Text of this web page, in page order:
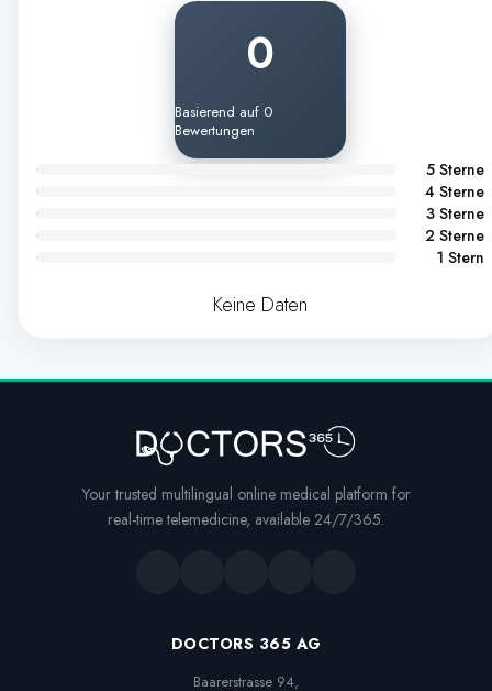
0
Basierend auf 0
Bewertungen
5 Sterne
4 Sterne
3 Sterne
2 Sterne
1 Stern
Keine Daten
Your trusted multilingual online medical platform for
real-time telemedicine, available 24/7/365.
DOCTORS 365 AG
Baarerstrasse 94,